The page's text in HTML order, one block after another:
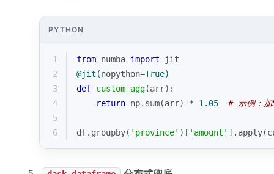
PYTHON
1 from numba import jit
2
@jit(nopython=True)
3
def custom_agg(arr):
4
return np. sum(arr) * 1.05
# 示例：加
5
6
df.groupby( 'province' )[ 'amount'